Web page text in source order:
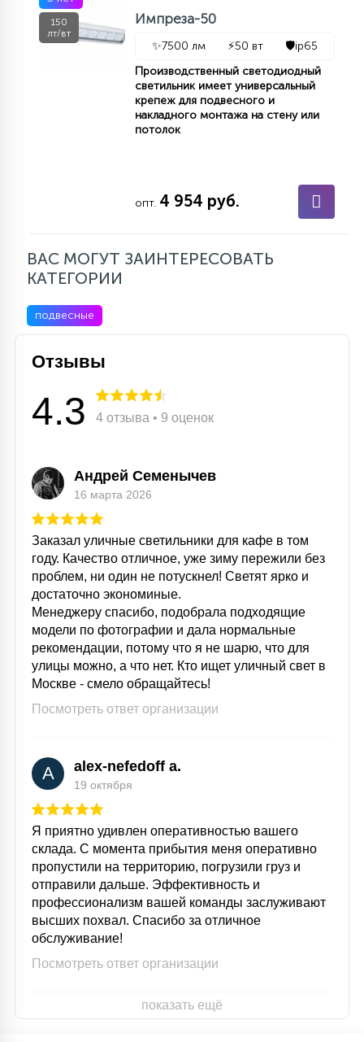
УПРАВЛЕНИЕ СВЕТОМ
КОМПЛЕКТУЮЩИЕ
ПОДВЕСНЫЕ
НАПОЛЬНЫЕ
НАСТЕННЫЕ
С УПРАВЛЕНИЕМ
150
лт/вт
Импреза-50
✨7500 лм ⚡50 вт 🛡️ip65
Производственный светодиодный
светильник имеет универсальный
крепеж для подвесного и
накладного монтажа на стену или
потолок
опт. 4 954 руб.
ВАС МОГУТ ЗАИНТЕРЕСОВАТЬ
КАТЕГОРИИ
подвесные
Отзывы
4.3 4 отзыва • 9 оценок
Андрей Семенычев
16 марта 2026
Заказал уличные светильники для кафе в том
году. Качество отличное, уже зиму пережили без
проблем, ни один не потускнел! Светят ярко и
достаточно экономиные.
Менеджеру спасибо, подобрала подходящие
модели по фотографии и дала нормальные
рекомендации, потому что я не шарю, что для
улицы можно, а что нет. Кто ищет уличный свет в
Москве - смело обращайтесь!
Посмотреть ответ организации
A alex-nefedoff a.
19 октября
Я приятно удивлен оперативностью вашего
склада. С момента прибытия меня оперативно
пропустили на территорию, погрузили груз и
отправили дальше. Эффективность и
профессионализм вашей команды заслуживают
высших похвал. Спасибо за отличное
обслуживание!
Посмотреть ответ организации
показать ещё